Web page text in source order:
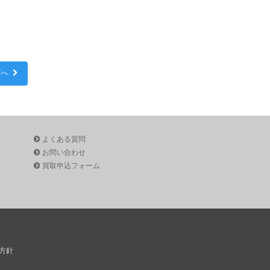
へ
よくある質問
お問い合わせ
買取申込フォーム
針